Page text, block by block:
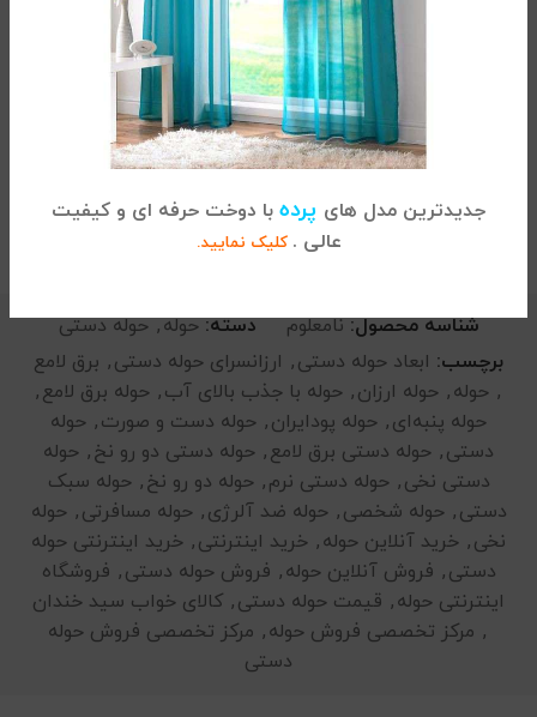
جدیدترین مدل های پرده با دوخت حرفه ای و کیفیت
عالی . کلیک نمایید.
در کنار خرید این محصول، همچین می توانید از انواع
موجود در سایت ما دیدن فرمایید.
توضیحات تکمیلی
شناسه محصول:نامعلوم دسته: حوله, حوله دستی
برچسب: ابعاد حوله دستی, ارزانسرای حوله دستی, برق لامع
, حوله, حوله ارزان, حوله با جذب بالای آب, حوله برق لامع,
حوله پنبه‌ای, حوله پودایران, حوله دست و صورت, حوله
دستی, حوله دستی برق لامع, حوله دستی دو رو نخ, حوله
دستی نخی, حوله دستی نرم, حوله دو رو نخ, حوله سبک
دستی, حوله شخصی, حوله ضد آلرژی, حوله مسافرتی, حوله
نخی, خرید آنلاین حوله, خرید اینترنتی, خرید اینترنتی حوله
دستی, فروش آنلاین حوله, فروش حوله دستی, فروشگاه
اینترنتی حوله, قیمت حوله دستی, کالای خواب سید خندان
, مرکز تخصصی فروش حوله, مرکز تخصصی فروش حوله
دستی